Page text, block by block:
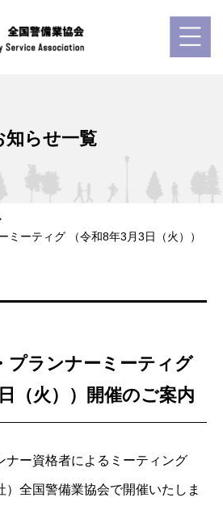
知らせ一覧
ミーティグ （令和8年3月3日（火））
プランナーミーティグ
（火））開催のご案内
ナー資格者によるミーティング
）全国警備業協会で開催いたしま